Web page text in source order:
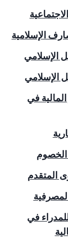
الإسلامية
الإسلامي
الإسلامي
في
المتقدم
في